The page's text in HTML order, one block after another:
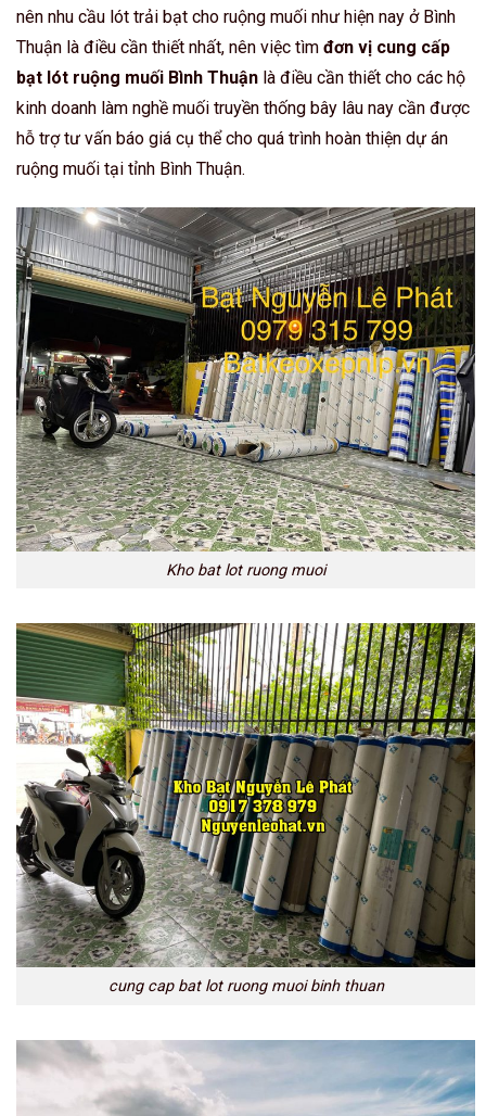
nên nhu cầu lót trải bạt cho ruộng muối như hiện nay ở Bình
Thuận là điều cần thiết nhất, nên việc tìm đơn vị cung cấp
bạt lót ruộng muối Bình Thuận là điều cần thiết cho các hộ
kinh doanh làm nghề muối truyền thống bây lâu nay cần được
hỗ trợ tư vấn báo giá cụ thể cho quá trình hoàn thiện dự án
ruộng muối tại tỉnh Bình Thuận.
Kho bat lot ruong muoi
cung cap bat lot ruong muoi binh thuan